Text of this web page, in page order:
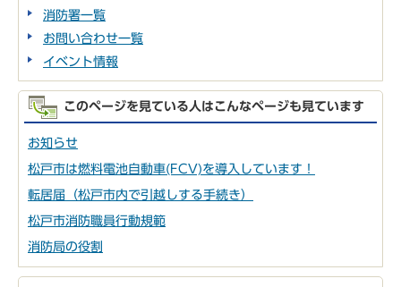
消防署一覧
お問い合わせ一覧
イベント情報
このページを見ている人はこんなページも見ています
お知らせ
松戸市は燃料電池自動車(FCV)を導入しています！
転居届（松戸市内で引越しする手続き）
松戸市消防職員行動規範
消防局の役割